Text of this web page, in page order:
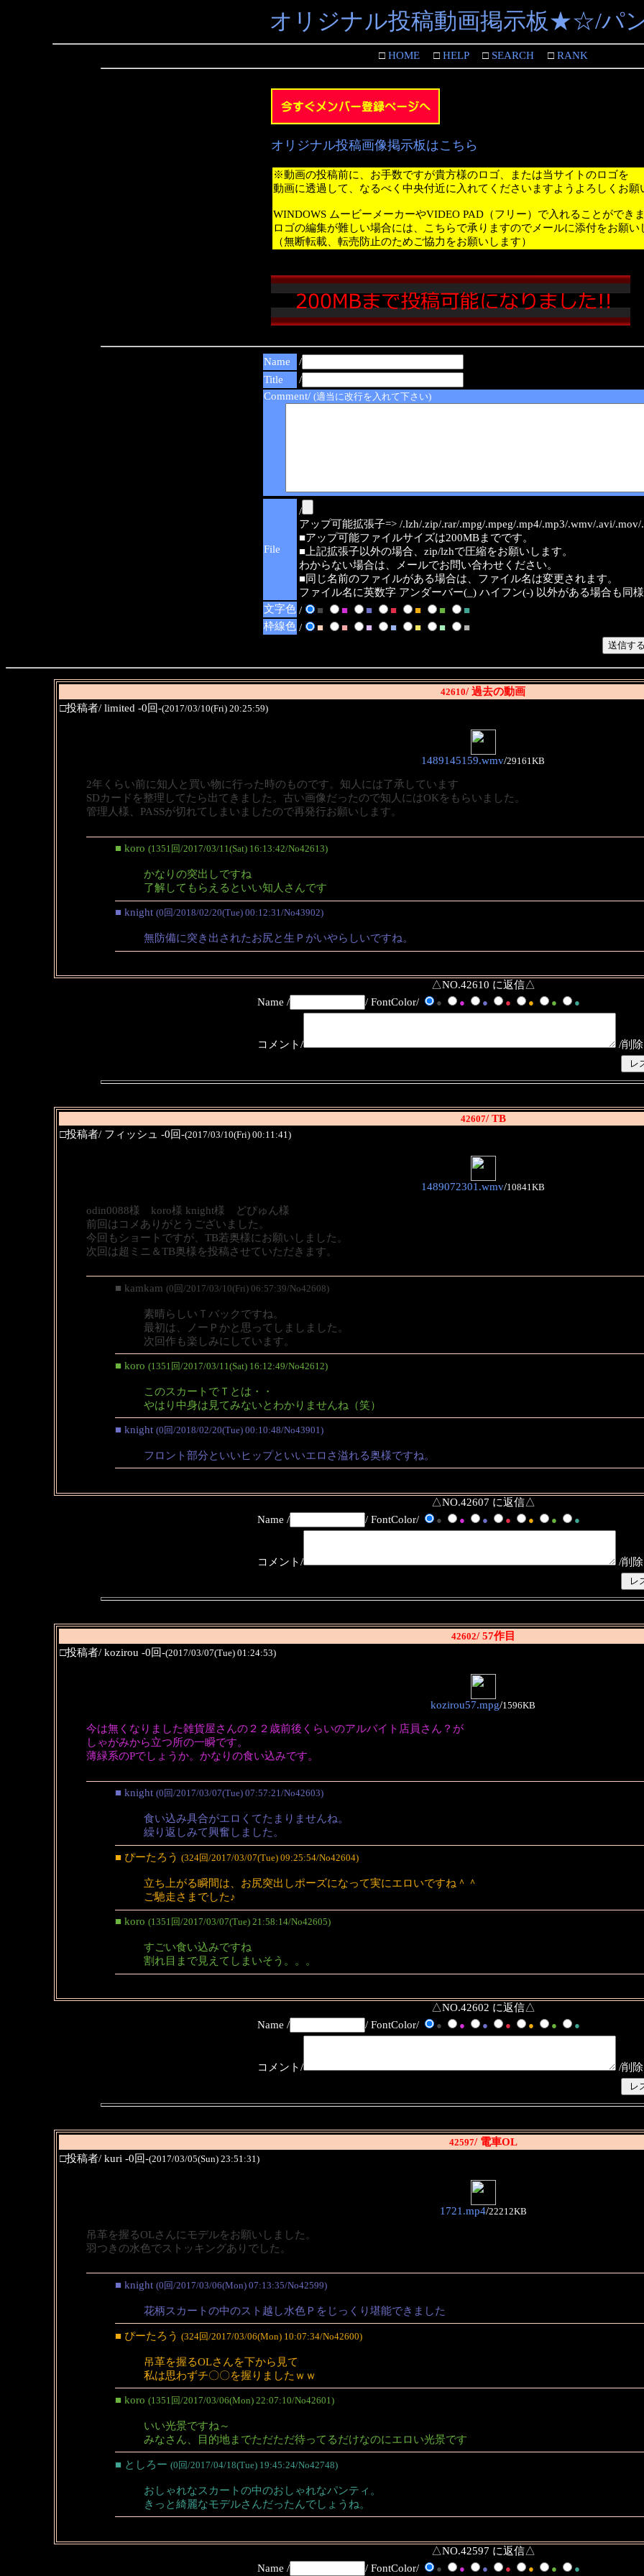
オリジナル投稿動画掲示板★☆/パ
□HOME□HELP□SEARCH□RANK
オリジナル投稿画像掲示板はこちら
※動画の投稿前に、お手数ですが貴方様のロゴ、または当サイトのロゴを
動画に透過して、なるべく中央付近に入れてくださいますようよろしくお願
WINDOWS ムービーメーカーやVIDEO PAD（フリー）で入れることができ
ロゴの編集が難しい場合には、こちらで承りますのでメールに添付をお願い
（無断転載、転売防止のためご協力をお願いします）
Name
/
Title
/
Comment/ (適当に改行を入れて下さい)
File
/
アップ可能拡張子=> /.lzh/.zip/.rar/.mpg/.mpeg/.mp4/.mp3/.wmv/.avi/.mov/
■アップ可能ファイルサイズは200MBまでです。
■上記拡張子以外の場合、zip/lzhで圧縮をお願いします。
わからない場合は、メールでお問い合わせください。
■同じ名前のファイルがある場合は、ファイル名は変更されます。
ファイル名に英数字 アンダーバー(_) ハイフン(-) 以外がある場合も同
文字色 / ■ ■ ■ ■ ■ ■
■
枠線色 / ■ ■ ■ ■ ■ ■ ■
42610/ 過去の動画
□投稿者/ limited -0回-(2017/03/10(Fri) 20:25:59)
1489145159.wmv/29161KB
2年くらい前に知人と買い物に行った時のものです。知人には了承しています
SDカードを整理してたら出てきました。古い画像だったので知人にはOKをもらいました。
管理人様、PASSが切れてしまいましたので再発行お願いします。
■ koro (1351回/2017/03/11(Sat) 16:13:42/No42613)
かなりの突出しですね
了解してもらえるといい知人さんです
■ knight (0回/2018/02/20(Tue) 00:12:31/No43902)
無防備に突き出されたお尻と生Ｐがいやらしいですね。
△NO.42610 に返信△
Name /
/ FontColor/ ● ● ● ● ● ● ●
コメント/ /削
42607/ TB
□投稿者/ フィッシュ -0回-(2017/03/10(Fri) 00:11:41)
1489072301.wmv/10841KB
odin0088様 koro様 knight様 どぴゅん様
前回はコメありがとうございました。
今回もショートですが、TB若奥様にお願いしました。
次回は超ミニ＆TB奥様を投稿させていただきます。
■ kamkam (0回/2017/03/10(Fri) 06:57:39/No42608)
素晴らしいＴバックですね。
最初は、ノーＰかと思ってしましました。
次回作も楽しみにしています。
■ koro (1351回/2017/03/11(Sat) 16:12:49/No42612)
このスカートでＴとは・・
やはり中身は見てみないとわかりませんね（笑）
■ knight (0回/2018/02/20(Tue) 00:10:48/No43901)
フロント部分といいヒップといいエロさ溢れる奥様ですね。
△NO.42607 に返信△
Name /
/ FontColor/ ● ● ● ● ● ● ●
コメント/ /削
42602/ 57作目
□投稿者/ kozirou -0回-(2017/03/07(Tue) 01:24:53)
kozirou57.mpg/1596KB
今は無くなりました雑貨屋さんの２２歳前後くらいのアルバイト店員さん？が
しゃがみから立つ所の一瞬です。
薄緑系のPでしょうか。かなりの食い込みです。
■ knight (0回/2017/03/07(Tue) 07:57:21/No42603)
食い込み具合がエロくてたまりませんね。
繰り返しみて興奮しました。
■ ぴーたろう (324回/2017/03/07(Tue) 09:25:54/No42604)
立ち上がる瞬間は、お尻突出しポーズになって実にエロいですね＾＾
ご馳走さまでした♪
■ koro (1351回/2017/03/07(Tue) 21:58:14/No42605)
すごい食い込みですね
割れ目まで見えてしまいそう。。。
△NO.42602 に返信△
Name /
/ FontColor/ ● ● ● ● ● ● ●
コメント/ /削
42597/ 電車OL
□投稿者/ kuri -0回-(2017/03/05(Sun) 23:51:31)
1721.mp4/22212KB
吊革を握るOLさんにモデルをお願いしました。
羽つきの水色でストッキングありでした。
■ knight (0回/2017/03/06(Mon) 07:13:35/No42599)
花柄スカートの中のスト越し水色Ｐをじっくり堪能できました
■ ぴーたろう (324回/2017/03/06(Mon) 10:07:34/No42600)
吊革を握るOLさんを下から見て
私は思わずチ〇〇を握りましたｗｗ
■ koro (1351回/2017/03/06(Mon) 22:07:10/No42601)
いい光景ですね～
みなさん、目的地までただただ待ってるだけなのにエロい光景です
■ としろー (0回/2017/04/18(Tue) 19:45:24/No42748)
おしゃれなスカートの中のおしゃれなパンティ。
きっと綺麗なモデルさんだったんでしょうね。
△NO.42597 に返信△
Name /
/ FontColor/ ● ● ● ● ● ● ●